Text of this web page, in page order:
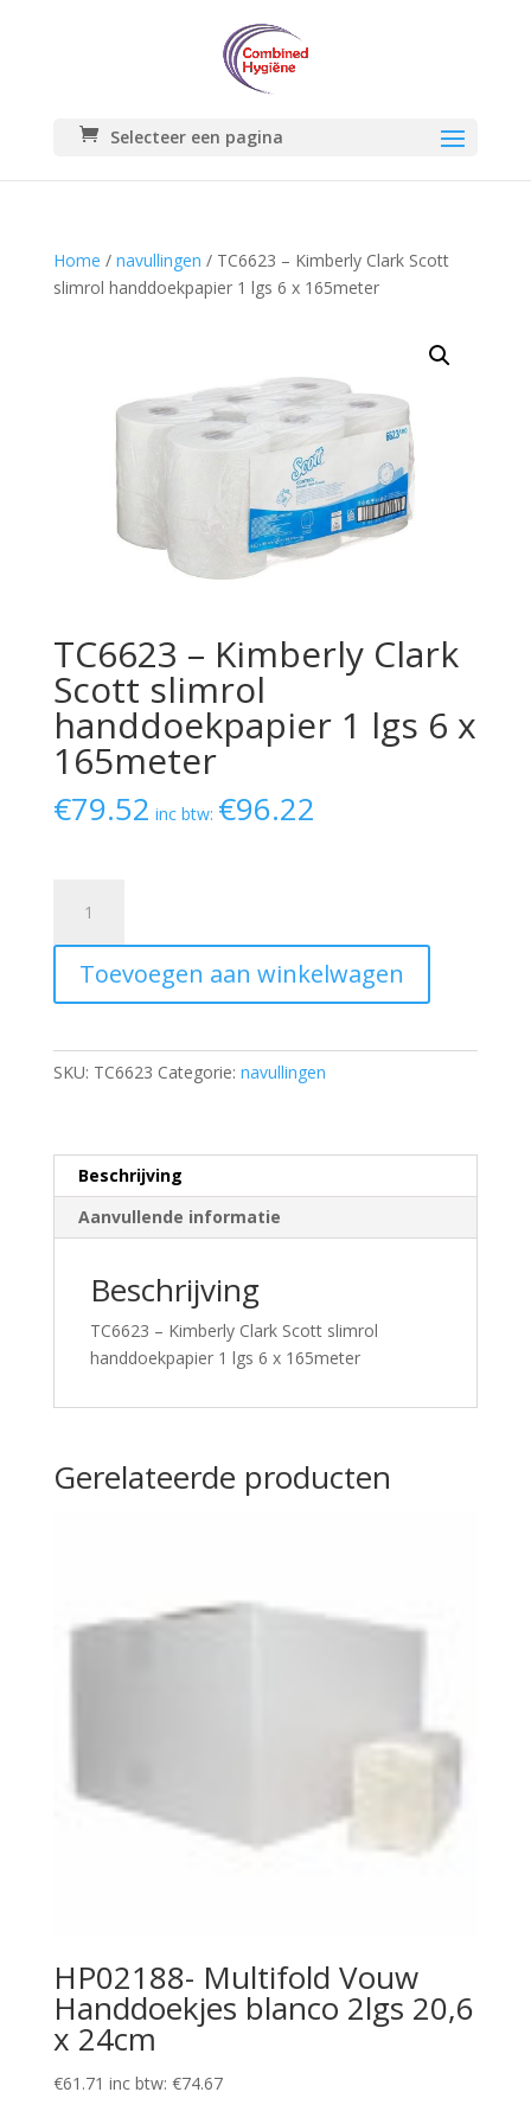
Selecteer een pagina
Home / navullingen / TC6623 – Kimberly Clark Scott
slimrol handdoekpapier 1 lgs 6 x 165meter
TC6623 – Kimberly Clark
Scott slimrol
handdoekpapier 1 lgs 6 x
165meter
€79.52 inc btw: €96.22
Kimberly
Clark
Scott
handdoekpapier
1
165meter
aantal
Toevoegen aan winkelwagen
SKU: TC6623 Categorie: navullingen
Beschrijving
Aanvullende informatie
Beschrijving
TC6623 – Kimberly Clark Scott slimrol
handdoekpapier 1 lgs 6 x 165meter
Gerelateerde producten
HP02188- Multifold Vouw
Handdoekjes blanco 2lgs 20,6
x 24cm
€61.71 inc btw: €74.67